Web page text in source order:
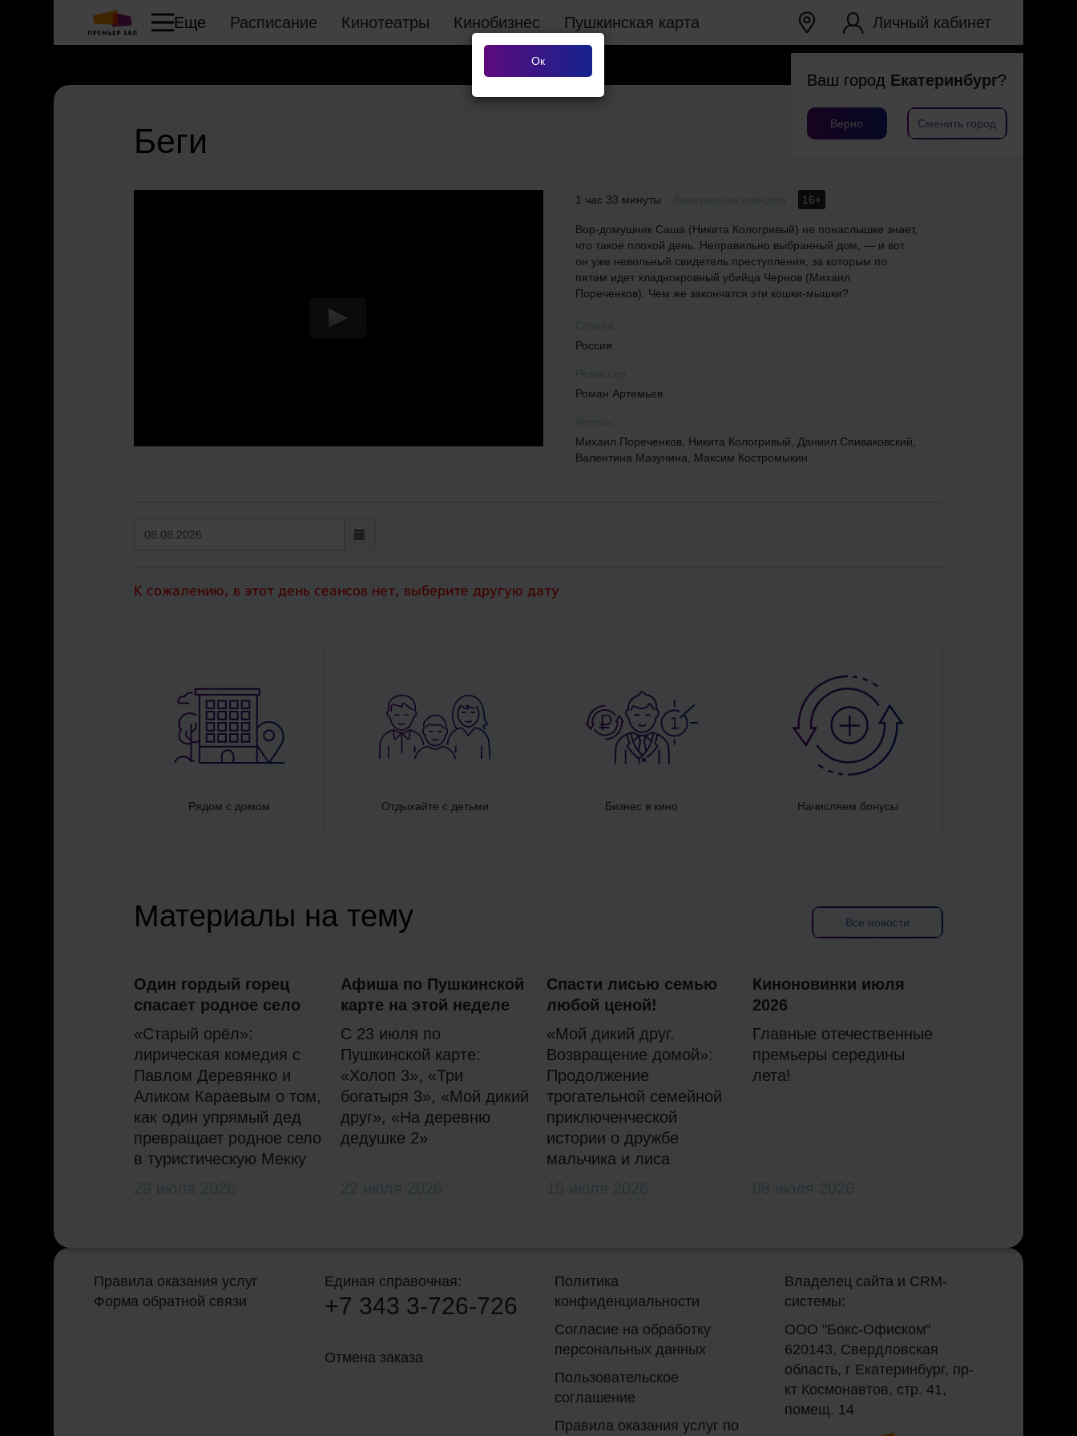
Еще Расписание Кинотеатры Кинобизнес Пушкинская карта Личный кабинет
Ваш город Екатеринбург?
Верно Сменить город
Беги
1 час 33 минуты 16+
Вор-домушник Саша (Никита Кологривый) не понаслышке знает,
что такое плохой день. Неправильно выбранный дом, — и вот
он уже невольный свидетель преступления, за которым по
пятам идет хладнокровный убийца Чернов (Михаил
Пореченков). Чем же закончатся эти кошки-мышки?
Россия
Роман Артемьев
Михаил Пореченков, Никита Кологривый, Даниил Спиваковский,
Валентина Мазунина, Максим Костромыкин
К сожалению, в этот день сеансов нет, выберите другую дату
Рядом с домом Отдыхайте с детьми Бизнес в кино Начисляем бонусы
Материалы на тему
Один гордый горец
спасает родное село
«Старый орёл»:
лирическая комедия с
Павлом Деревянко и
Аликом Караевым о том,
как один упрямый дед
превращает родное село
в туристическую Мекку
Афиша по Пушкинской
карте на этой неделе
С 23 июля по
Пушкинской карте:
«Холоп 3», «Три
богатыря 3», «Мой дикий
друг», «На деревню
дедушке 2»
Спасти лисью семью
любой ценой!
«Мой дикий друг.
Возвращение домой»:
Продолжение
трогательной семейной
приключенческой
истории о дружбе
мальчика и лиса
Киноновинки июля
2026
Главные отечественные
премьеры середины
лета!
Все новости
Правила оказания услуг
Форма обратной связи
Единая справочная:
+7 343 3-726-726
Отмена заказа
Политика
конфиденциальности
Согласие на обработку
персональных данных
Пользовательское
соглашение
Правила оказания услуг по
Владелец сайта и CRM-
системы:
ООО "Бокс-Офиском"
620143, Свердловская
область, г Екатеринбург, пр-
кт Космонавтов, стр. 41,
помещ. 14
Ок